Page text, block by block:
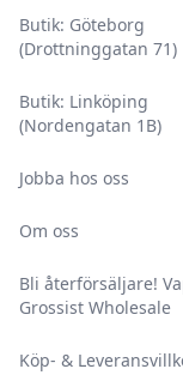
Butik: Göteborg
(Drottninggatan 71)
Butik: Linköping
(Nordengatan 1B)
Jobba hos oss
Om oss
Bli återförsäljare!
Grossist Wholesale
Köp- &